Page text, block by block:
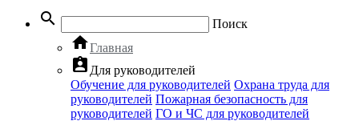
search Поиск
homeГлавная
assignment_ind Для руководителей
Обучение для руководителей Охрана труда для
руководителей Пожарная безопасность для
руководителей ГО и ЧС для руководителей